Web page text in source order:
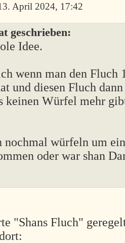
April 2024, 17:42
geschrieben:
Idee.
wenn man den Fluch
und diesen Fluch
keinen Würfel mehr
nochmal würfeln um
oder war shan
"Shans Fluch"